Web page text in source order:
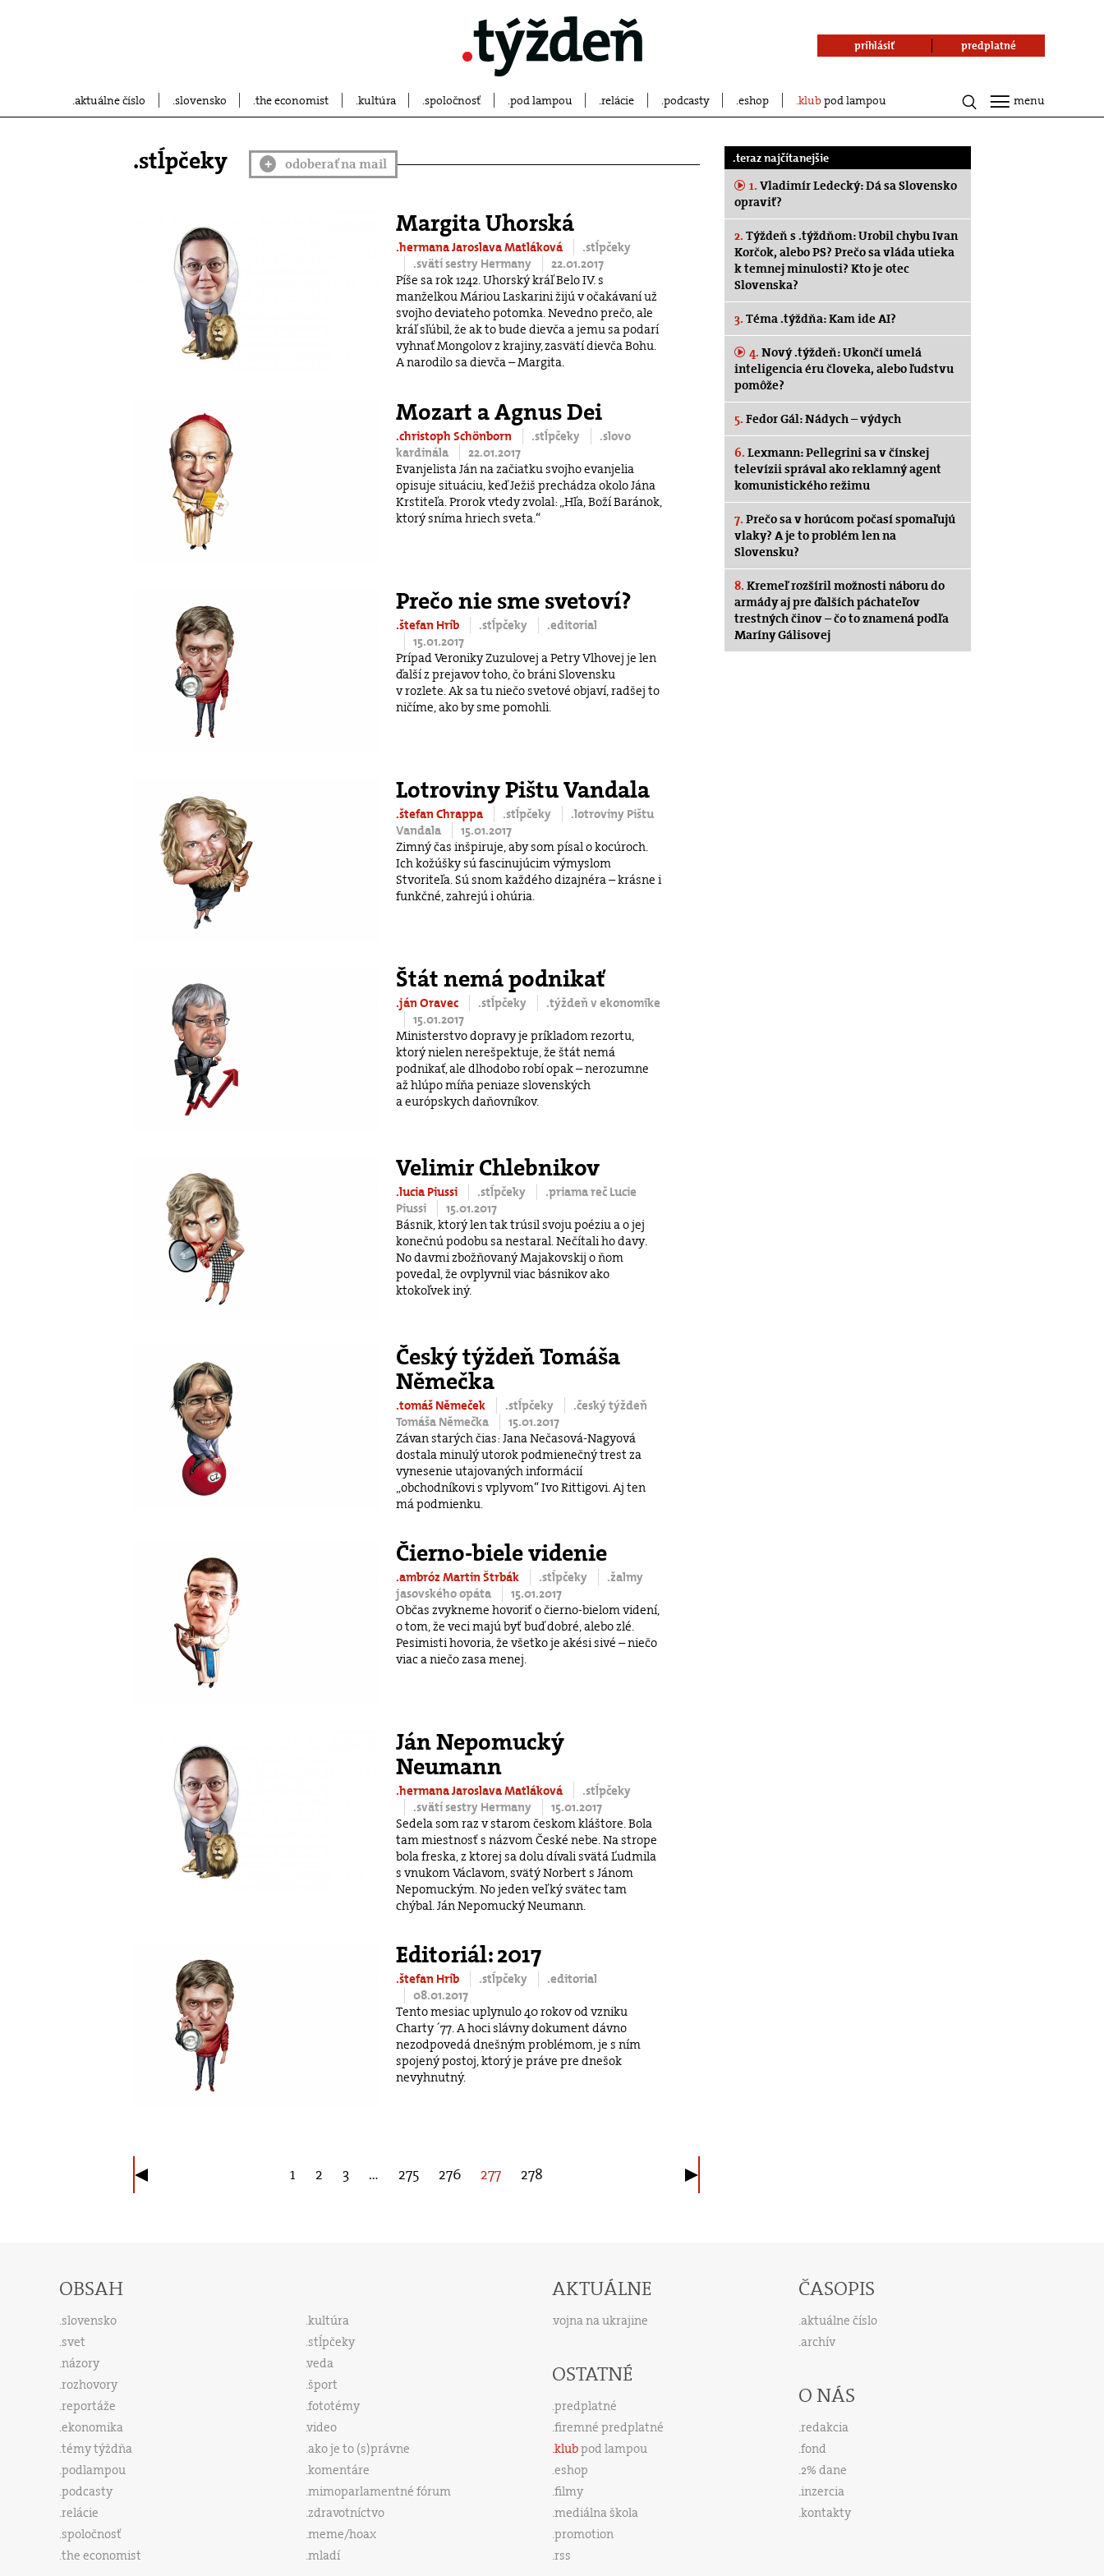
aktuálne číslo slovensko the economist kultúra spoločnosť pod lampou relácie podcasty eshop klubpod lampou
prihlásiť predplatné
menu
.stĺpčeky + odoberať na mail
Margita Uhorská
.hermana Jaroslava Matláková
.stĺpčeky
.svätí sestry Hermany
22.01.2017
Píše sa rok 1242. Uhorský kráľ Belo IV. s
manželkou Máriou Laskarini žijú v očakávaní už
svojho deviateho potomka. Nevedno prečo, ale
kráľ sľúbil, že ak to bude dievča a jemu sa podarí
vyhnať Mongolov z krajiny, zasvätí dievča Bohu.
A narodilo sa dievča – Margita.
Mozart a Agnus Dei
.christoph Schönborn .stĺpčeky
.slovo
kardinála
22.01.2017
Evanjelista Ján na začiatku svojho evanjelia
opisuje situáciu, keď Ježiš prechádza okolo Jána
Krstiteľa. Prorok vtedy zvolal: „Hľa, Boží Baránok,
ktorý sníma hriech sveta.“
Prečo nie sme svetoví?
.štefan Hríb .stĺpčeky
.editorial
15.01.2017
Prípad Veroniky Zuzulovej a Petry Vlhovej je len
ďalší z prejavov toho, čo bráni Slovensku
v rozlete. Ak sa tu niečo svetové objaví, radšej to
ničíme, ako by sme pomohli.
Lotroviny Pištu Vandala
.štefan Chrappa .stĺpčeky
.lotroviny Pištu
Vandala
15.01.2017
Zimný čas inšpiruje, aby som písal o kocúroch.
Ich kožúšky sú fascinujúcim výmyslom
Stvoriteľa. Sú snom každého dizajnéra – krásne i
funkčné, zahrejú i ohúria.
Štát nemá podnikať
.ján Oravec .stĺpčeky
.týždeň v ekonomike
15.01.2017
Ministerstvo dopravy je príkladom rezortu,
ktorý nielen nerešpektuje, že štát nemá
podnikať, ale dlhodobo robí opak – nerozumne
až hlúpo míňa peniaze slovenských
a európskych daňovníkov.
Velimir Chlebnikov
.lucia Piussi .stĺpčeky
.priama reč Lucie
Piussi
15.01.2017
Básnik, ktorý len tak trúsil svoju poéziu a o jej
konečnú podobu sa nestaral. Nečítali ho davy.
No davmi zbožňovaný Majakovskij o ňom
povedal, že ovplyvnil viac básnikov ako
ktokoľvek iný.
Český týždeň Tomáša
Němečka
.tomáš Němeček .stĺpčeky
.český týždeň
Tomáša Němečka
15.01.2017
Závan starých čias: Jana Nečasová-Nagyová
dostala minulý utorok podmienečný trest za
vynesenie utajovaných informácií
„obchodníkovi s vplyvom“ Ivo Rittigovi. Aj ten
má podmienku.
Čierno-biele videnie
.ambróz Martin Štrbák .stĺpčeky
.žalmy
jasovského opáta
15.01.2017
Občas zvykneme hovoriť o čierno-bielom videní,
o tom, že veci majú byť buď dobré, alebo zlé.
Pesimisti hovoria, že všetko je akési sivé – niečo
viac a niečo zasa menej.
Ján Nepomucký
Neumann
.hermana Jaroslava Matláková
.stĺpčeky
.svätí sestry Hermany
15.01.2017
Sedela som raz v starom českom kláštore. Bola
tam miestnosť s názvom České nebe. Na strope
bola freska, z ktorej sa dolu dívali svätá Ľudmila
s vnukom Václavom, svätý Norbert s Jánom
Nepomuckým. No jeden veľký svätec tam
chýbal. Ján Nepomucký Neumann.
Editoriál: 2017
.štefan Hríb .stĺpčeky
.editorial
08.01.2017
Tento mesiac uplynulo 40 rokov od vzniku
Charty ´77. A hoci slávny dokument dávno
nezodpovedá dnešným problémom, je s ním
spojený postoj, ktorý je práve pre dnešok
nevyhnutný.
1 2 3 … 275 276 277 278
.teraz najčítanejšie
1. Vladimír Ledecký: Dá sa Slovensko
opraviť?
2. Týždeň s .týždňom: Urobil chybu Ivan
Korčok, alebo PS? Prečo sa vláda utieka
k temnej minulosti? Kto je otec
Slovenska?
3. Téma .týždňa: Kam ide AI?
4. Nový .týždeň: Ukončí umelá
inteligencia éru človeka, alebo ľudstvu
pomôže?
5. Fedor Gál: Nádych – výdych
6. Lexmann: Pellegrini sa v čínskej
televízii správal ako reklamný agent
komunistického režimu
7. Prečo sa v horúcom počasí spomaľujú
vlaky? A je to problém len na
Slovensku?
8. Kremeľ rozšíril možnosti náboru do
armády aj pre ďalších páchateľov
trestných činov – čo to znamená podľa
Maríny Gálisovej
OBSAH
slovensko
svet
názory
rozhovory
reportáže
ekonomika
témy týždňa
podlampou
podcasty
relácie
spoločnosť
the economist
kultúra
stĺpčeky
veda
šport
fototémy
video
ako je to (s)právne
komentáre
mimoparlamentné fórum
zdravotníctvo
meme/hoax
mladí
AKTUÁLNE
vojna na ukrajine
OSTATNÉ
predplatné
firemné predplatné
klubpod lampou
eshop
filmy
mediálna škola
promotion
rss
ČASOPIS
aktuálne číslo
archív
O NÁS
redakcia
fond
2% dane
inzercia
kontakty